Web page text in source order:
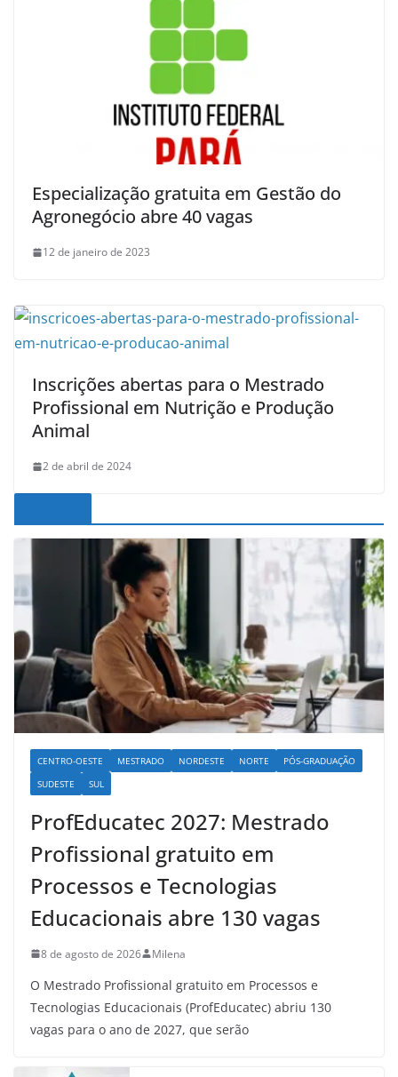
Especialização gratuita em Gestão do
Agronegócio abre 40 vagas
12 de janeiro de 2023
Inscrições abertas para o Mestrado
Profissional em Nutrição e Produção
Animal
2 de abril de 2024
CENTRO-OESTE MESTRADO NORDESTE NORTE
PÓS-GRADUAÇÃO
SUDESTE
SUL
ProfEducatec 2027: Mestrado
Profissional gratuito em
Processos e Tecnologias
Educacionais abre 130 vagas
8 de agosto de 2026 Milena
O Mestrado Profissional gratuito em Processos e
Tecnologias Educacionais (ProfEducatec) abriu 130
vagas para o ano de 2027, que serão